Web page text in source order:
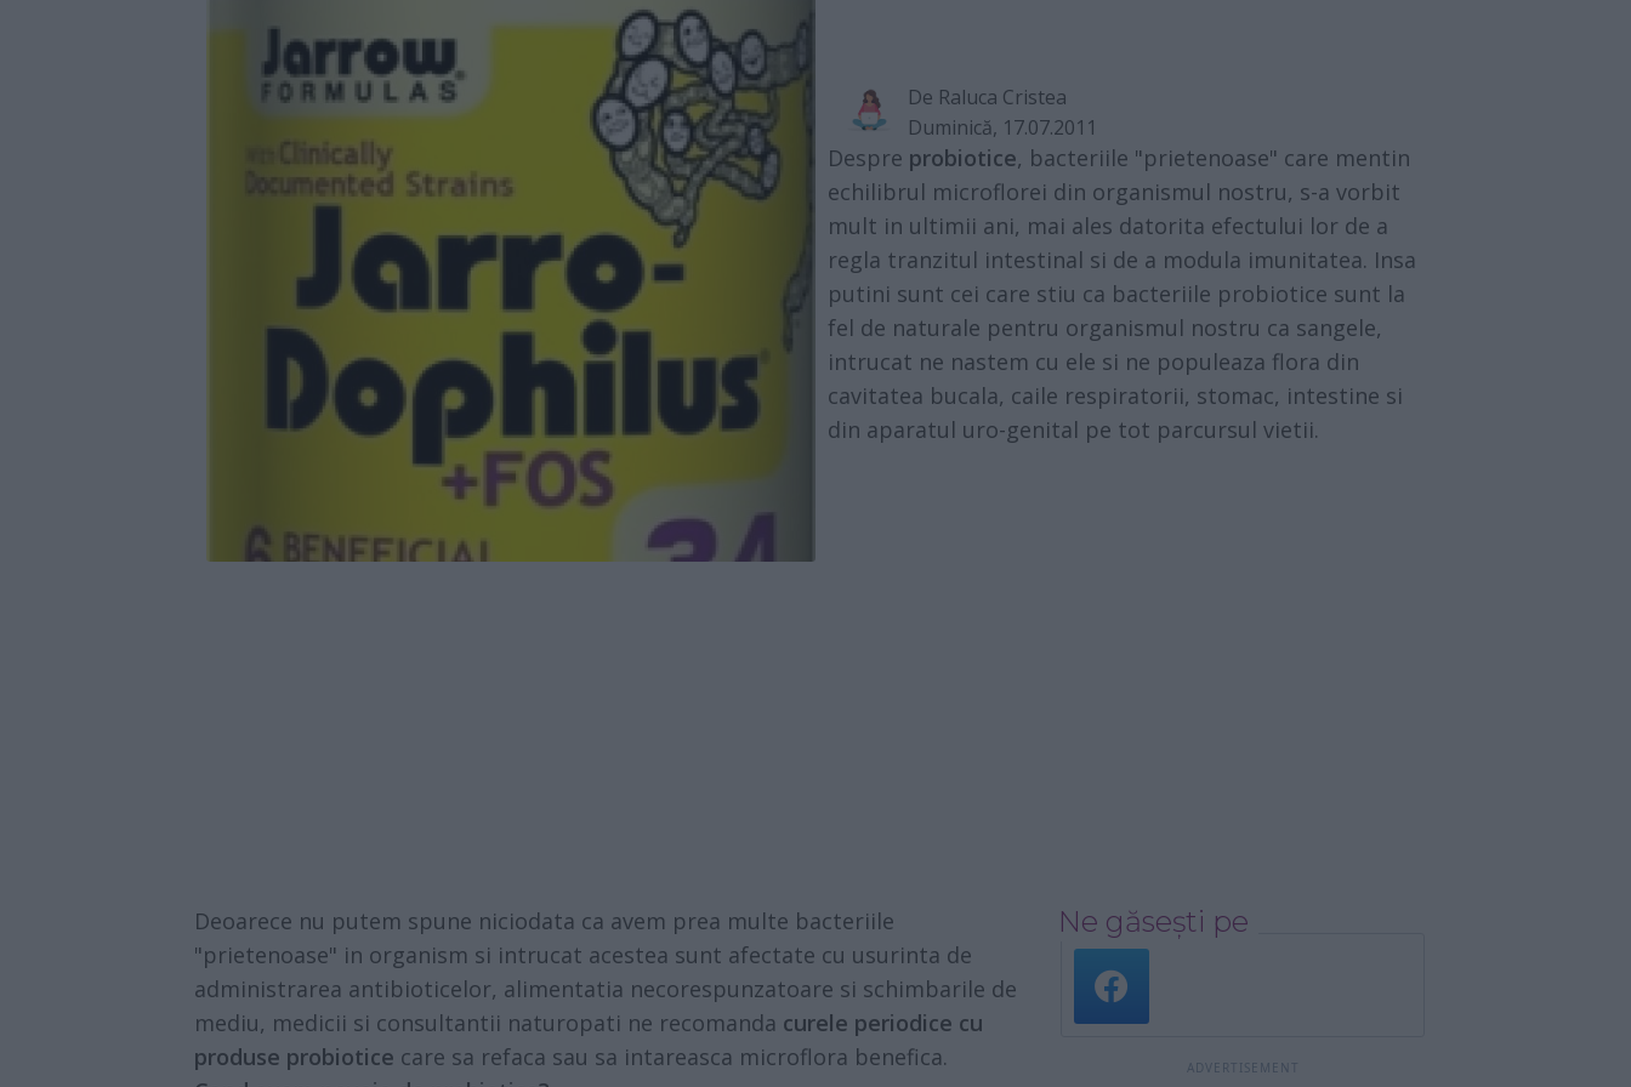
De Raluca Cristea
Duminică, 17.07.2011
Despre probiotice, bacteriile "prietenoase" care mentin
echilibrul microflorei din organismul nostru, s-a vorbit
mult in ultimii ani, mai ales datorita efectului lor de a
regla tranzitul intestinal si de a modula imunitatea. Insa
putini sunt cei care stiu ca bacteriile probiotice sunt la
fel de naturale pentru organismul nostru ca sangele,
intrucat ne nastem cu ele si ne populeaza flora din
cavitatea bucala, caile respiratorii, stomac, intestine si
din aparatul uro-genital pe tot parcursul vietii.
Deoarece nu putem spune niciodata ca avem prea multe bacteriile
"prietenoase" in organism si intrucat acestea sunt afectate cu usurinta de
administrarea antibioticelor, alimentatia necorespunzatoare si schimbarile de
mediu, medicii si consultantii naturopati ne recomanda curele periodice cu
produse probiotice care sa refaca sau sa intareasca microflora benefica.
Ne găsești pe